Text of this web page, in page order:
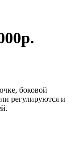
боковой
регулируются и